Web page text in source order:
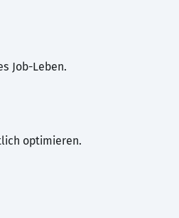
Job-Leben.
optimieren.